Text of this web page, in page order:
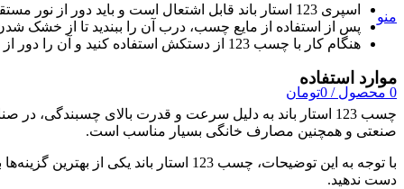
منو
0 محصول /
0تومان
اسپری 123 استار باند قابل اشتعال است و باید دور از نور مستقیم آفتاب و شعله نگهداری شود.
پس از استفاده از مایع چسب، درب آن را ببندید تا از خشک
هنگام کار با چسب 123 از دستکش استفاده کنید و آن را دور از دسترس کودکان نگه دارید.
موارد استفاده
صنعتی و همچنین مصارف خانگی بسیار مناسب است.
دست ندهید.